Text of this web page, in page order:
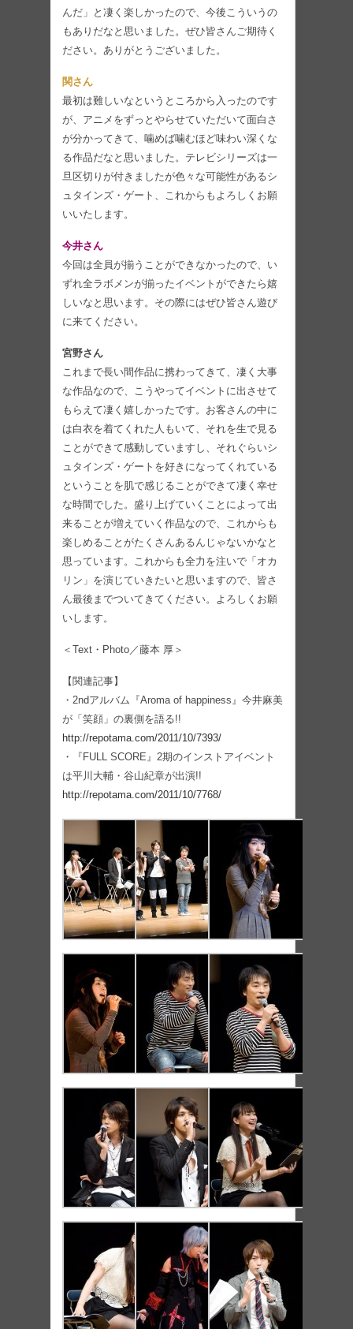
んだ」と凄く楽しかったので、今後こういうの
もありだなと思いました。ぜひ皆さんご期待く
ださい。ありがとうございました。
関さん
最初は難しいなというところから入ったのです
が、アニメをずっとやらせていただいて面白さ
が分かってきて、噛めば噛むほど味わい深くな
る作品だなと思いました。テレビシリーズは一
旦区切りが付きましたが色々な可能性があるシ
ュタインズ・ゲート、これからもよろしくお願
いいたします。
今井さん
今回は全員が揃うことができなかったので、い
ずれ全ラボメンが揃ったイベントができたら嬉
しいなと思います。その際にはぜひ皆さん遊び
に来てください。
宮野さん
これまで長い間作品に携わってきて、凄く大事
な作品なので、こうやってイベントに出させて
もらえて凄く嬉しかったです。お客さんの中に
は白衣を着てくれた人もいて、それを生で見る
ことができて感動していますし、それぐらいシ
ュタインズ・ゲートを好きになってくれている
ということを肌で感じることができて凄く幸せ
な時間でした。盛り上げていくことによって出
来ることが増えていく作品なので、これからも
楽しめることがたくさんあるんじゃないかなと
思っています。これからも全力を注いで「オカ
リン」を演じていきたいと思いますので、皆さ
ん最後までついてきてください。よろしくお願
いします。
＜Text・Photo／藤本 厚＞
【関連記事】
・2ndアルバム『Aroma of happiness』今井麻美
が「笑顔」の裏側を語る!!
http://repotama.com/2011/10/7393/
・『FUL​L SCORE』2期のイ​ンストアイベント
は平川大輔・谷山紀章が出演!!
http://repotama.com/2011/10/7768/